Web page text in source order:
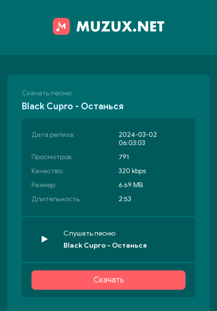
Скачать песню
Black Cupro - Останься
Дата релиза:
2024-03-02
06:03:03
Просмотров:
791
Качество:
320 kbps
Размер:
6.69 MB
Длительность:
2:53
Слушать песню
Black Cupro - Останься
Скачать